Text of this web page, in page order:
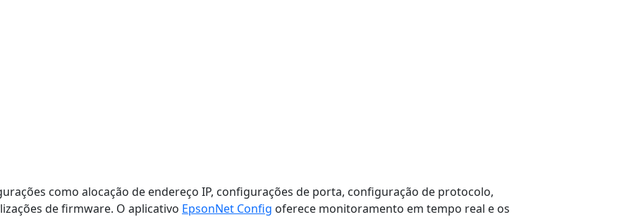
como alocação de endereço IP, configurações de porta, configuração de protocolo,
de firmware. O aplicativo EpsonNet Config oferece monitoramento em tempo real e os